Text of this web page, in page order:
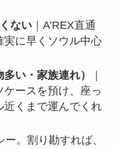
ない｜A’REX直通
に早くソウル中心
い・家族連れ）
｜
ースを預け、座っ
近くまで運んでくれ
ー。割り勘すれば、